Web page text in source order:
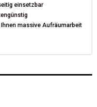
I
N
einsetzbar
massive Aufräumarbeit